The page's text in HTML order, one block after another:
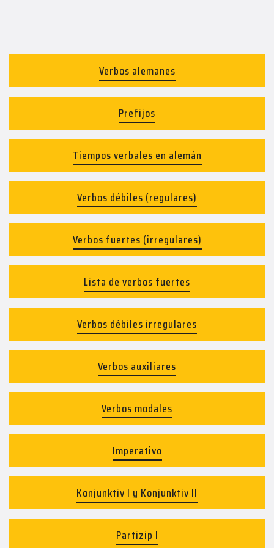
Verbos alemanes
Prefijos
Tiempos verbales en alemán
Verbos débiles (regulares)
Verbos fuertes (irregulares)
Lista de verbos fuertes
Verbos débiles irregulares
Verbos auxiliares
Verbos modales
Imperativo
Konjunktiv I y Konjunktiv II
Partizip I